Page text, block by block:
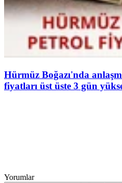
Hürmüz Boğazı'nda
fiyatları üst üste 3 gün
Yorumlar